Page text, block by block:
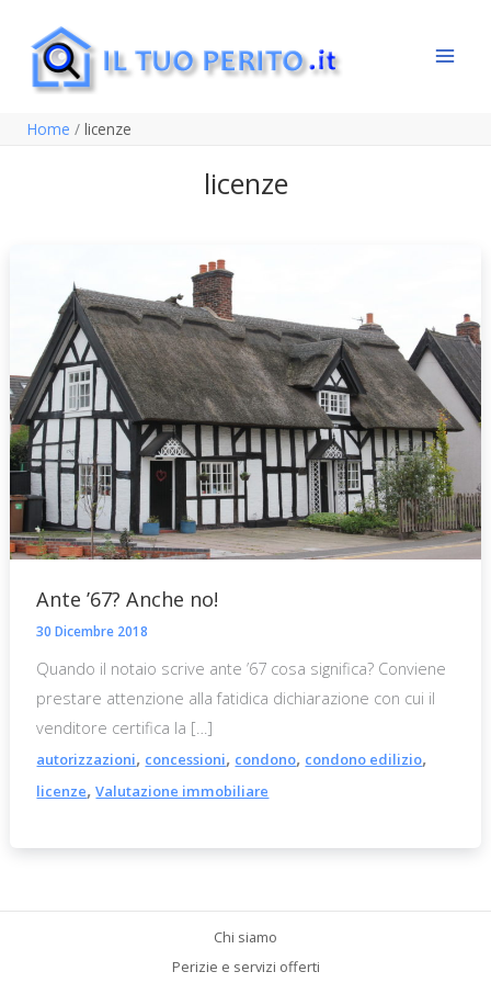
contenuto
Home licenze
licenze
Ante ’67? Anche no!
30 Dicembre 2018
Quando il notaio scrive ante ’67 cosa significa? Conviene
prestare attenzione alla fatidica dichiarazione con cui il
venditore certifica la […]
autorizzazioni, concessioni, condono, condono edilizio,
licenze,Valutazione immobiliare
Chi siamo
Perizie e servizi offerti